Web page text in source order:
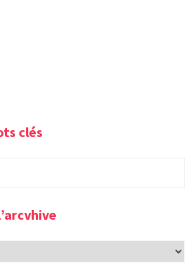
clés